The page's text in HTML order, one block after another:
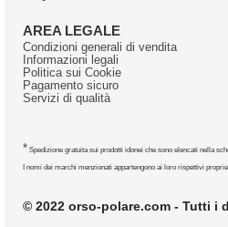
AREA LEGALE
Condizioni generali di vendita
Informazioni legali
Politica sui Cookie
Pagamento sicuro
Servizi di qualità
* Spedizione gratuita sui prodotti idonei che sono elencati nella
I nomi dei marchi menzionati appartengono ai loro rispettivi
© 2022 orso-polare.com - Tutti i